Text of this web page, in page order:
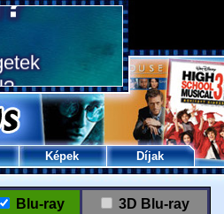
Képek Díjak
Blu-ray 3D Blu-ray